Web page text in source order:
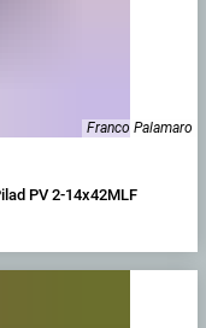
Franco Palamaro
PV 2-14x42MLF